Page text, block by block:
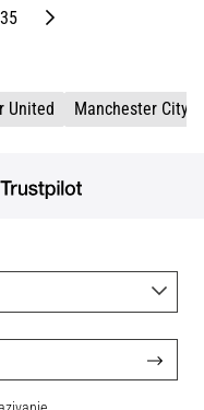
Sljedeći
United Manchester City